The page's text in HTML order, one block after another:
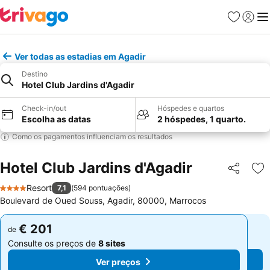
Favoritos
Iniciar
Ver todas as estadias em Agadir
Destino
Hotel Club Jardins d'Agadir
Check-in/out
Escolha as datas
Hóspedes e quartos
2 hóspedes, 1 quarto.
Como os pagamentos influenciam os resultados
Hotel Club Jardins d'Agadir Partilhar
4 Estrelas
Resort 7,1 (594 pontuações)
Boulevard de Oued Souss, Agadir, 80000, Marrocos
de € 201
Consulte os preços de 8 sites
Ver preços
de € 201
Consulte os preços de 8 sites
Ver preços